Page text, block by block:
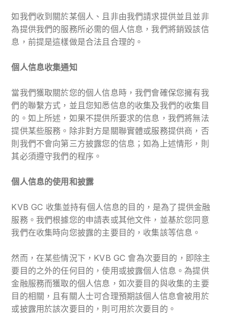
如我們收到關於某個人、且非由我們請求提供並且並非
為提供我們的服務所必需的個人信息，我們將銷毀該信
息，前提是這樣做是合法且合理的。
個人信息收集通知
當我們獲取關於您的個人信息時，我們會確保您擁有我
們的聯繫方式，並且您知悉信息的收集及我們的收集目
的。如上所述，如果不提供所要求的信息，我們將無法
提供某些服務。除非對方是關聯實體或服務提供商，否
則我們不會向第三方披露您的信息；如為上述情形，則
其必須遵守我們的程序。
個人信息的使用和披露
KVB GC 收集並持有個人信息的目的，是為了提供金融
服務。我們根據您的申請表或其他文件，並基於您同意
我們在收集時向您披露的主要目的，收集該等信息。
然而，在某些情況下，KVB GC 會為次要目的，即除主
要目的之外的任何目的，使用或披露個人信息。為提供
金融服務而獲取的個人信息，如次要目的與收集的主要
目的相關，且有關人士可合理預期該個人信息會被用於
或披露用於該次要目的，則可用於次要目的。